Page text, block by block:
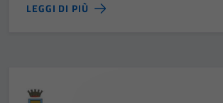
LEGGI DI PIÙ